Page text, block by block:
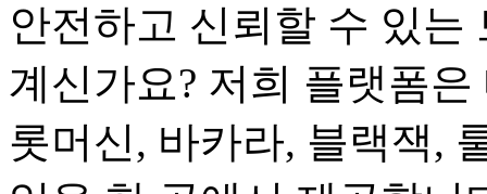
안전하고 신뢰할 수 있는
계신가요? 저희 플랫폼
롯머신, 바카라, 블랙잭,